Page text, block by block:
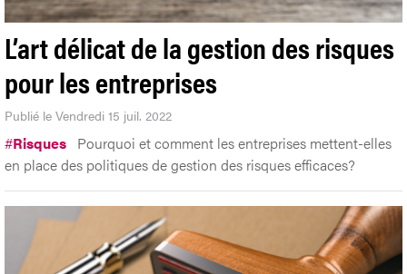
L’art délicat de la gestion des risques
pour les entreprises
Publié le Vendredi 15 juil. 2022
#Risques Pourquoi et comment les entreprises mettent-elles
en place des politiques de gestion des risques efficaces?